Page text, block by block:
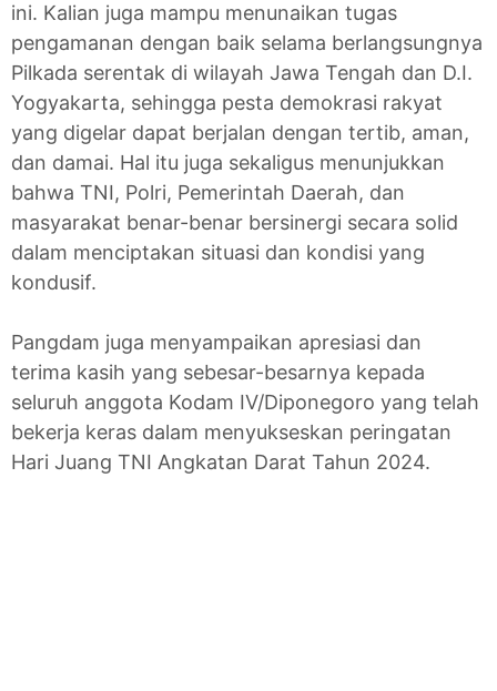
ini. Kalian juga mampu menunaikan tugas
pengamanan dengan baik selama berlangsungnya
Pilkada serentak di wilayah Jawa Tengah dan D.I.
Yogyakarta, sehingga pesta demokrasi rakyat
yang digelar dapat berjalan dengan tertib, aman,
dan damai. Hal itu juga sekaligus menunjukkan
bahwa TNI, Polri, Pemerintah Daerah, dan
masyarakat benar-benar bersinergi secara solid
dalam menciptakan situasi dan kondisi yang
kondusif.
Pangdam juga menyampaikan apresiasi dan
terima kasih yang sebesar-besarnya kepada
seluruh anggota Kodam IV/Diponegoro yang telah
bekerja keras dalam menyukseskan peringatan
Hari Juang TNI Angkatan Darat Tahun 2024.